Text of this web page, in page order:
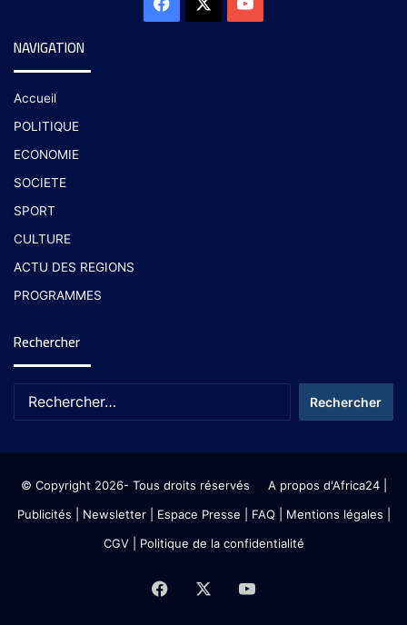
NAVIGATION
Accueil
POLITIQUE
ECONOMIE
SOCIETE
SPORT
CULTURE
ACTU DES REGIONS
PROGRAMMES
Rechercher
© Copyright 2026- Tous droits réservés A propos d'Africa24|
Publicités
Newsletter| Espace Presse | FAQ | Mentions légales
CGV| Politique de la confidentialité